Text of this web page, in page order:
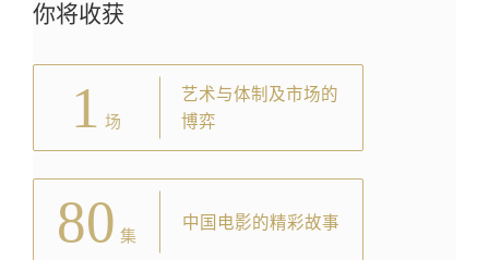
你将收获
1 场
艺术与体制及市场的
博弈
80 集
中国电影的精彩故事